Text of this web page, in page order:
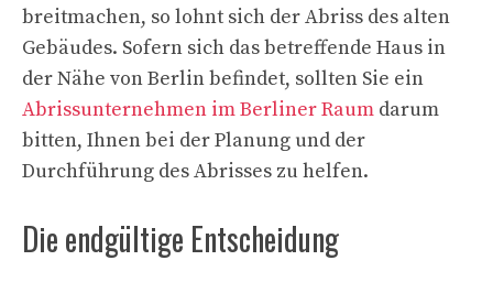
breitmachen, so lohnt sich der Abriss des alten
Gebäudes. Sofern sich das betreffende Haus in
der Nähe von Berlin befindet, sollten Sie ein
Abrissunternehmen im Berliner Raum darum
bitten, Ihnen bei der Planung und der
Durchführung des Abrisses zu helfen.
Die endgültige Entscheidung